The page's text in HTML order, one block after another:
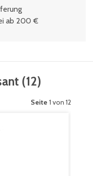
ab 200 €
(12)
Seite 1 von 12